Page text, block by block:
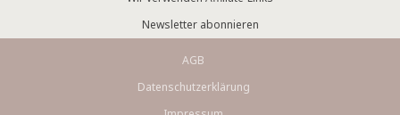
Newsletter abonnieren
AGB
Datenschutzerklärung